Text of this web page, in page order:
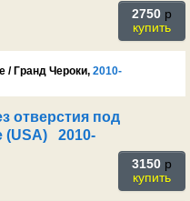
2750 p
купить
/ Гранд Чероки, 2010-
отверстия под
(USA) 2010-
3150 p
купить